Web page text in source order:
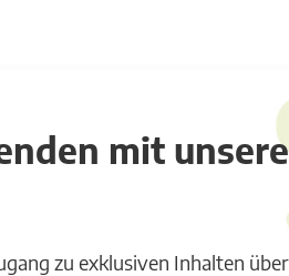
mit
zu exklusiven Inhalten